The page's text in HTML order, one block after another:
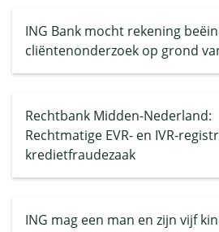
ING Bank mocht rekening
cliëntenonderzoek op grond
Rechtbank Midden-Nederland:
Rechtmatige EVR- en IVR-
kredietfraudezaak
ING mag een man en zijn vijf